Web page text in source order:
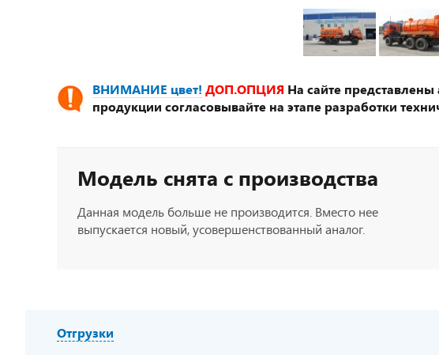
ВНИМАНИЕ цвет! ДОП.ОПЦИЯ На сайте
продукции согласовывайте на этапе разработки
Модель снята с производства
Данная модель больше не производится. Вместо нее
выпускается новый, усовершенствованный аналог.
Отгрузки